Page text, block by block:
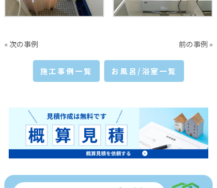
« 次の事例 前の事例 »
施工事例一覧 お風呂/浴室一覧